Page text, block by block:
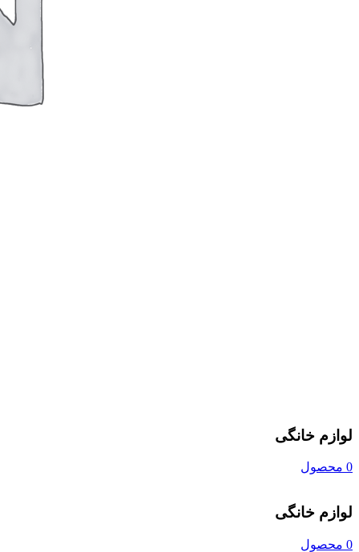
لوازم خانگی
0 محصول
لوازم خانگی
0 محصول